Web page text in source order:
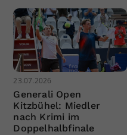
23.07.2026
Generali Open
Kitzbühel: Miedler
nach Krimi im
Doppelhalbfinale